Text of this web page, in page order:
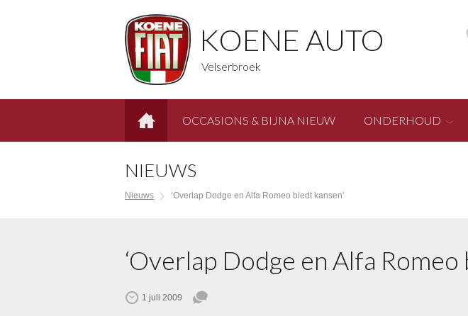
KOENE AUTO
Velserbroek
OCCASIONS & BIJNA NIEUW ONDERHOUD
NIEUWS
Nieuws ‘Overlap Dodge en Alfa Romeo biedt kansen’
‘Overlap Dodge en Alfa Romeo
1 juli 2009